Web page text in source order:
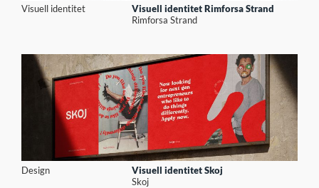
Visuell identitet
Visuell identitet Rimforsa Strand
Rimforsa Strand
Design
Visuell identitet Skoj
Skoj